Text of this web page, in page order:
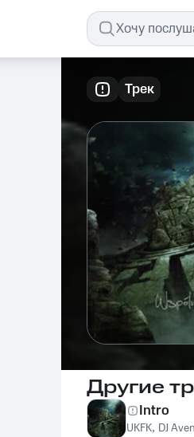
Трек
Другие
Intro
UKFK, DJ